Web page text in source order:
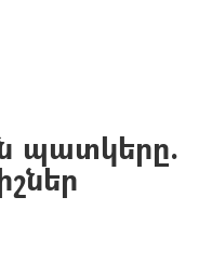
պատկերը.